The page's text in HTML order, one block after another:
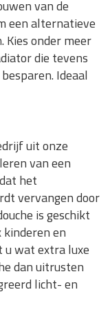
van de
een alternatieve
Kies onder meer
die tevens
Ideaal
uit onze
van een
het
vervangen door
is geschikt
en
u wat extra luxe
dan uitrusten
licht- en